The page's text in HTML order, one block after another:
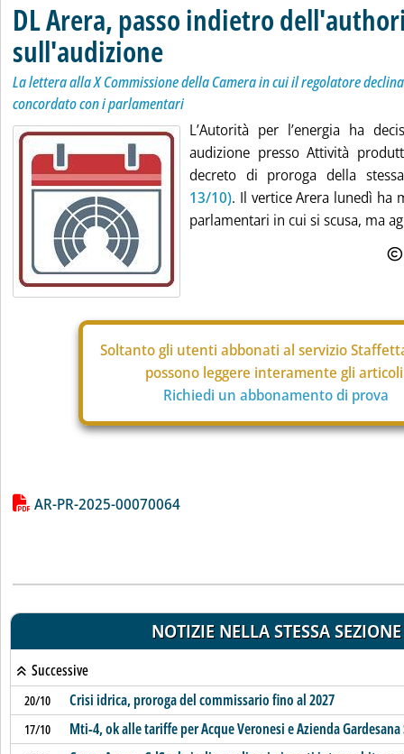
DL Arera, passo indietro
sull'audizione
La lettera alla X Commissione della Camera in cui il regolatore
concordato con i parlamentari
L’Autorità per l’energia ha
audizione presso Attività
decreto di proroga della
13/10). Il vertice Arera lunedì ha
parlamentari in cui si scusa, ma
Soltanto gli utenti abbonati al servizio
possono leggere interamente gli
Richiedi un abbonamento di prova
Lista allegati PDF alla notizia
AR-PR-2025-00070064
NOTIZIE NELLA STESSA SEZIONE
Successive
20/10 Crisi idrica, proroga del commissario fino al 2027
17/10 Mti-4, ok alle tariffe per Acque Veronesi e Azienda Gardesana